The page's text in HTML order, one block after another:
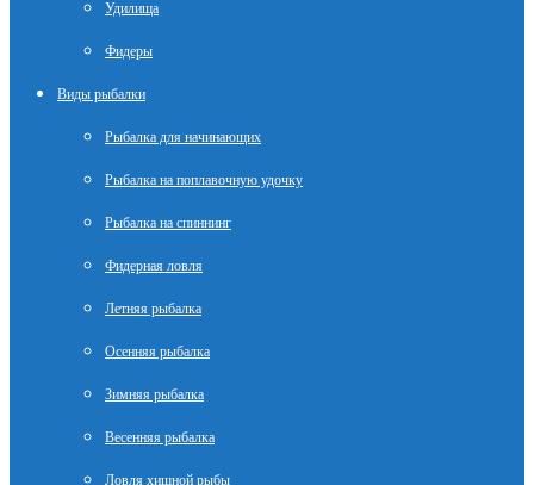
Удилища
Фидеры
Виды рыбалки
Рыбалка для начинающих
Рыбалка на поплавочную удочку
Рыбалка на спиннинг
Фидерная ловля
Летняя рыбалка
Осенняя рыбалка
Зимняя рыбалка
Весенняя рыбалка
Ловля хищной рыбы